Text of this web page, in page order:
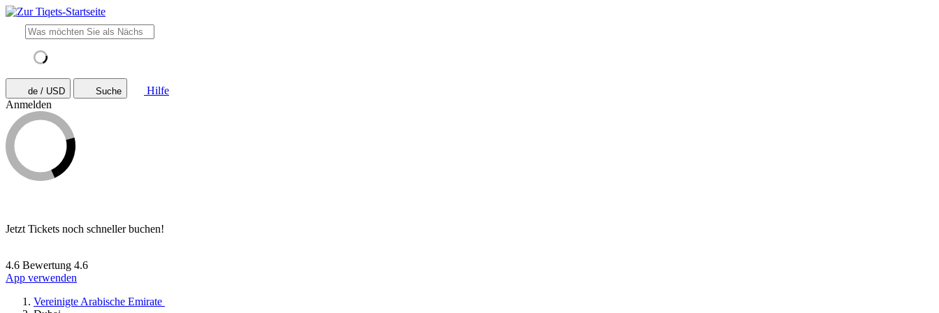
de / USD Suche
Hilfe
Anmelden
Jetzt Tickets noch schneller buchen!
4.6 Bewertung 4.6
App verwenden
Vereinigte Arabische Emirate